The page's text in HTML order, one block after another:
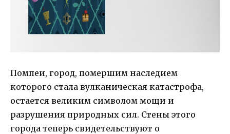
Помпеи, город, помершим наследием
которого стала вулканическая катастрофа,
остается великим символом мощи и
разрушения природных сил. Стены этого
города теперь свидетельствуют о